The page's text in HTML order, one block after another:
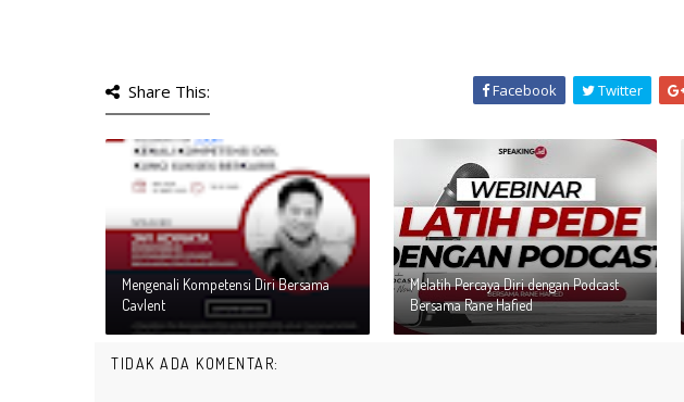
Share This: Facebook Twitter
Mengenali Kompetensi Diri Bersama
Cavlent
Melatih Percaya Diri dengan Podcast
Bersama Rane Hafied
TIDAK ADA KOMENTAR: